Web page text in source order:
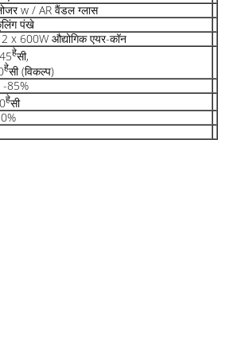
w / AR वैंडल ग्लास
पंखे
x 600W औद्योगिक एयर-कॉन
हेसी,
हेसी (विकल्प)
-85%
हेसी